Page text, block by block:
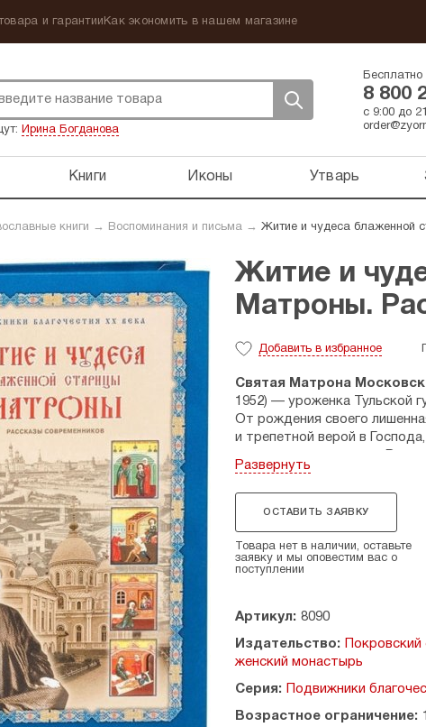
и гарантии Как экономить в нашем магазине
Ирина Богданова
Бесплатно
8 800
с 9:00 до
Книги Иконы Утварь
книги → Воспоминания и письма → Житие и чудеса блаженной
Житие и
Матроны.
Добавить в избранное
Святая Матрона
1952) — уроженка Тульской
От рождения своего
и трепетной верой в
Московская стала
у нее решение жизненно
смирению, терпению и
Матронушкапрожила в
подвижничества. Она
город, любила и москвичей
стремилась помочь советом,
спасали многих от духовной
Книга написана по
в доме которой с 1941 по
живое свидетельство
Развернуть
ОСТАВИТЬ ЗАЯВКУ
Товара нет в наличии, оставьте
заявку и мы оповестим вас о
поступлении
Артикул: 8090
Издательство:
женский монастырь
Серия: Подвижники
Возрастное ограничение: